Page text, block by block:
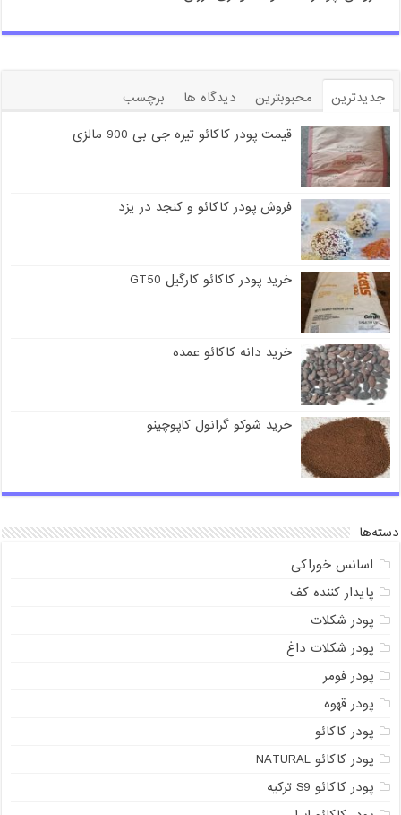
جدیدترین محبوبترین دیدگاه ها
برچسب
قیمت پودر کاکائو تیره جی بی 900 مالزی
فروش پودر کاکائو و کنجد در یزد
خرید پودر کاکائو کارگیل GT50
خرید دانه کاکائو عمده
خرید شوکو گرانول کاپوچینو
دسته‌ها
اسانس خوراکی
پایدار کننده کف
پودر شکلات
پودر شکلات داغ
پودر فومر
پودر قهوه
پودر کاکائو
پودر کاکائو NATURAL
پودر کاکائو S9 ترکیه